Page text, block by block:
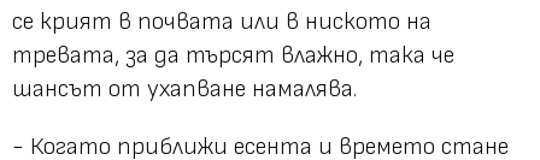
се крият в почвата или в ниското на
тревата, за да търсят влажно, така че
шансът от ухапване намалява.
- Когато приближи есента и времето стане